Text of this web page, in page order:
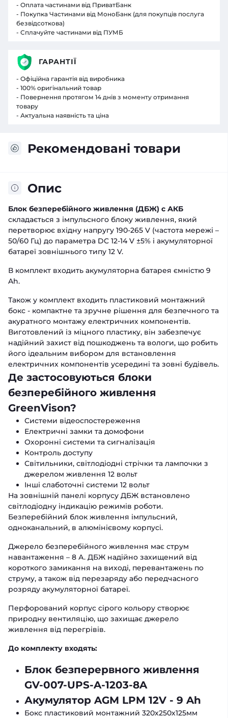
Рекомендовані товари
Опис
Блок безперебійного живлення (ДБЖ) c АКБ
складається з імпульсного блоку живлення, який
перетворює вхідну напругу 190-265 V (частота мережі –
50/60 Гц) до параметра DC 12-14 V ±5% і акумуляторної
батареї зовнішнього типу 12 V.
В комплект входить акумуляторна батарея ємністю 9
Ah.
Також у комплект входить пластиковий монтажний
бокс - компактне та зручне рішення для безпечного та
акуратного монтажу електричних компонентів.
Виготовлений із міцного пластику, він забезпечує
надійний захист від пошкоджень та вологи, що робить
його ідеальним вибором для встановлення
електричних компонентів усередині та зовні будівель.
Де застосовуються блоки
безперебійного живлення
GreenVison?
Системи відеоспостереження
Електричні замки та домофони
Охоронні системи та сигналізація
Контроль доступу
Світильники, світлодіодні стрічки та лампочки з
джерелом живлення 12 вольт
Інші слаботочні системи 12 вольт
На зовнішній панелі корпусу ДБЖ встановлено
світлодіодну індикацію режимів роботи.
Безперебійний блок живлення імпульсний,
одноканальний, в алюмінієвому корпусі.
Джерело безперебійного живлення має струм
навантаження – 8 А. ДБЖ надійно захищений від
короткого замикання на виході, перевантажень по
струму, а також від перезаряду або передчасного
розряду акумуляторної батареї.
Перфорований корпус сірого кольору створює
природну вентиляцію, що захищає джерело
живлення від перегрівів.
До комплекту входять:
Блок безперервного живлення
GV-007-UPS-A-1203-8A
Акумулятор AGM LPM 12V - 9 Ah
Бокс пластиковий монтажний 320х250х125мм
- Оплата частинами від ПриватБанк
- Покупка Частинами від МоноБанк (для покупців послуга
безвідсоткова)
- Сплачуйте частинами від ПУМБ
ГАРАНТІЇ
- Офіційна гарантія від виробника
- 100% оригінальний товар
- Повернення протягом 14 днів з моменту отримання
товару
- Актуальна наявність та ціна